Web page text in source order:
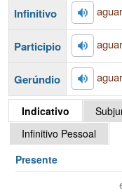
Infinitivo
Participio
Gerúndio
Indicativo
Infinitivo Pessoal
Presente